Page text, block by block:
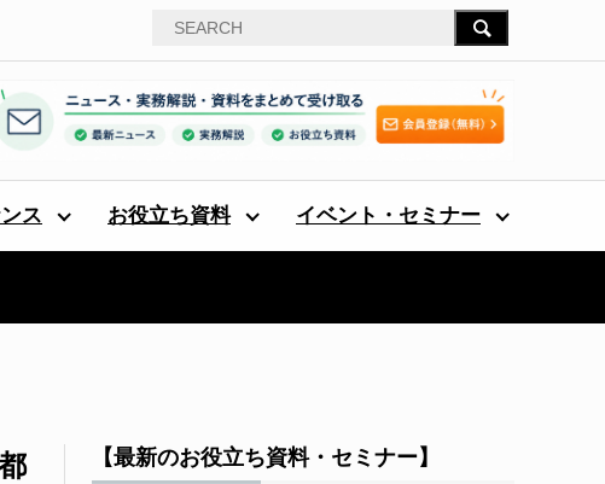
ス お役立ち資料 イベント・セミナー
【最新のお役立ち資料・セミナー】